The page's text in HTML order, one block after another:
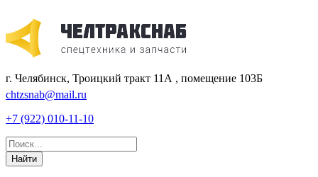
г. Челябинск, Троицкий тракт 11А , помещение 103Б
chtzsnab@mail.ru
+7 (922) 010-11-10
Найти